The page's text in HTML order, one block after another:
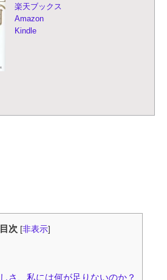
楽天ブックス
Amazon
Kindle
目次 [非表示]
さ、私には何が足りないのか？